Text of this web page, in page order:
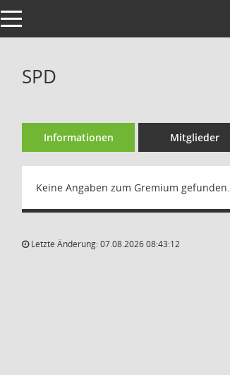
Toggle navigation
SPD
Informationen Mitglieder
Keine Angaben zum Gremium gefunden.
Letzte Änderung: 07.08.2026 08:43:12